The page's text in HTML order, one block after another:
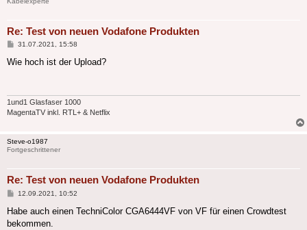
Re: Test von neuen Vodafone Produkten
Beitrag
31.07.2021, 15:58
Wie hoch ist der Upload?
1und1 Glasfaser 1000
MagentaTV inkl. RTL+ & Netflix
Steve-o1987
Fortgeschrittener
Re: Test von neuen Vodafone Produkten
Beitrag
12.09.2021, 10:52
Habe auch einen TechniColor CGA6444VF von VF für einen Crowdtest
bekommen.